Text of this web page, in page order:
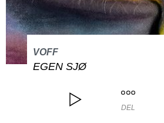
VOFF
EGEN SJØ
DEL